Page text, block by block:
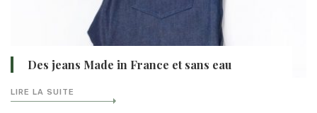
Des jeans Made in France et sans eau
LIRE LA SUITE